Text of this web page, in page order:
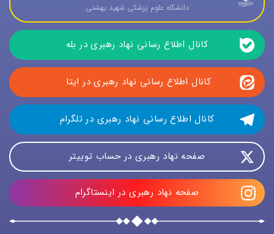
دانشگاه علوم پزشکی شهید بهشتی
کانال اطلاع رسانی نهاد رهبری در بله
کانال اطلاع رسانی نهاد رهبری در ایتا
کانال اطلاع رسانی نهاد رهبری در تلگرام
صفحه نهاد رهبری در حساب توییتر
صفحه نهاد رهبری در اینستاگرام